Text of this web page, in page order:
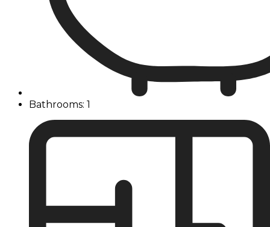
Bathrooms: 1